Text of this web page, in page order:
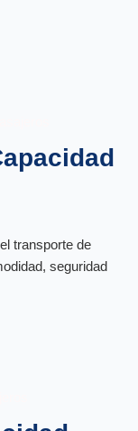
transporte de
seguridad